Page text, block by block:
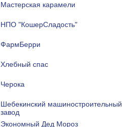
Мастерская карамели
НПО "КошерСладость"
ФармБерри
Хлебный спас
Черока
Шебекинский машиностроительный
завод
Экономный Дед Мороз